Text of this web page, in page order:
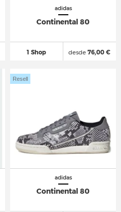
adidas
Continental 80
1 Shop desde 76,00 €
adidas
Continental 80
Resell